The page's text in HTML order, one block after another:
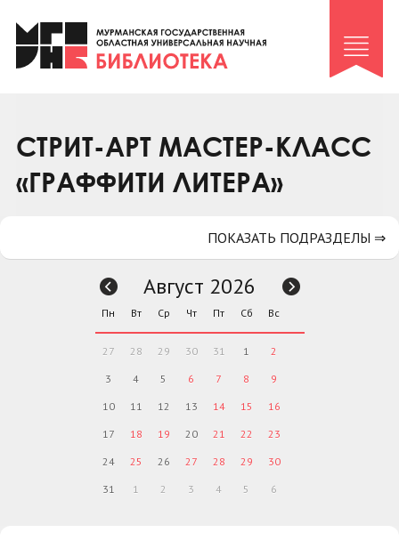
Клуб «Гиря и сельдерей»
Клуб «Семейный архив»
Коллегам
Контакты
СТРИТ-АРТ МАСТЕР-КЛАСС
«ГРАФФИТИ ЛИТЕРА»
ПОКАЗАТЬ ПОДРАЗДЕЛЫ ⇒
Август 2026
Пн Вт Ср Чт Пт Сб Вс
27 28 29 30 31 1 2
3 4 5 6 7 8 9
10 11 12 13 14 15 16
17 18 19 20 21 22 23
24 25 26 27 28 29 30
31 1 2 3 4 5 6